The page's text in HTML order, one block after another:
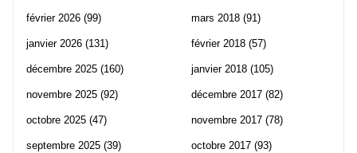
février 2026 (99)
janvier 2026 (131)
décembre 2025 (160)
novembre 2025 (92)
octobre 2025 (47)
septembre 2025 (39)
mars 2018 (91)
février 2018 (57)
janvier 2018 (105)
décembre 2017 (82)
novembre 2017 (78)
octobre 2017 (93)